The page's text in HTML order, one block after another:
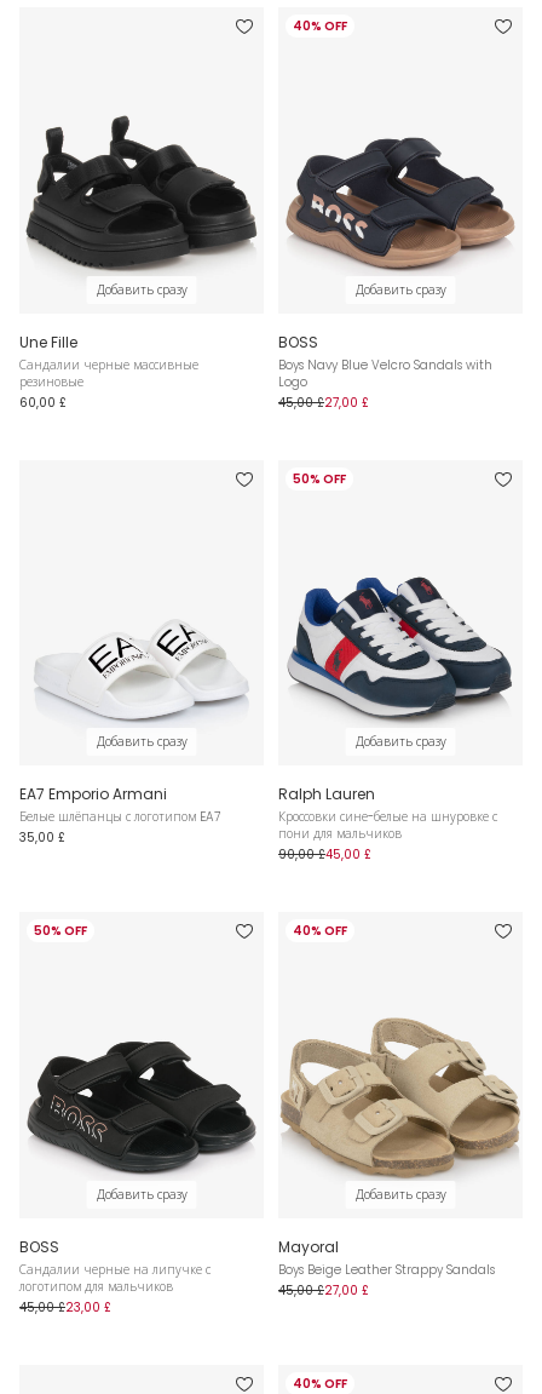
Добавить сразу
Une Fille
Сандалии черные массивные
резиновые
60,00 £
40% OFF
Добавить сразу
BOSS
Boys Navy Blue Velcro Sandals with
Logo
45,00 £27,00 £
Добавить сразу
EA7 Emporio Armani
Белые шлёпанцы с логотипом EA7
35,00 £
50% OFF
Добавить сразу
Ralph Lauren
Кроссовки сине-белые на шнуровке с
пони для мальчиков
90,00 £45,00 £
50% OFF
Добавить сразу
BOSS
Сандалии черные на липучке с
логотипом для мальчиков
45,00 £23,00 £
40% OFF
Добавить сразу
Mayoral
Boys Beige Leather Strappy Sandals
45,00 £27,00 £
40% OFF